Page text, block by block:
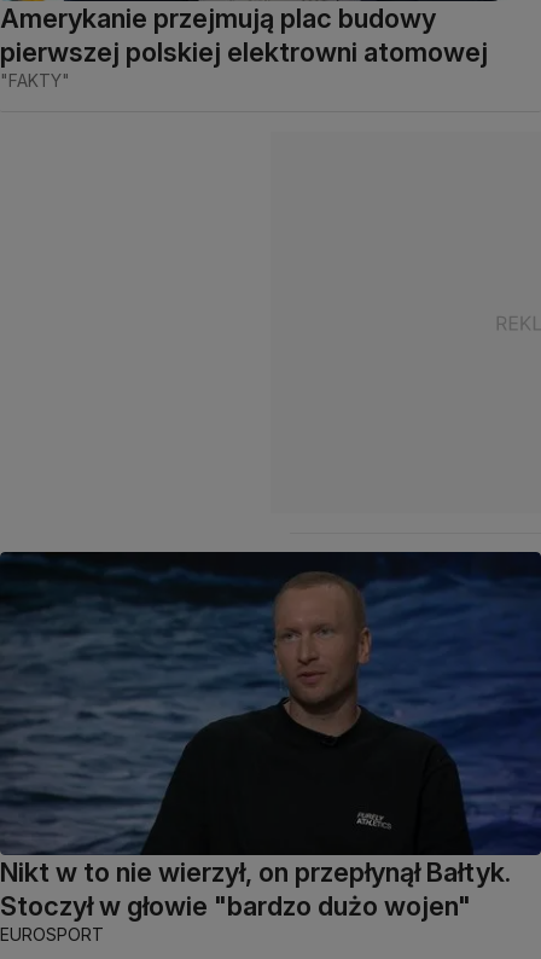
Amerykanie przejmują plac budowy
pierwszej polskiej elektrowni atomowej
"FAKTY"
Nikt w to nie wierzył, on przepłynął Bałtyk.
Stoczył w głowie "bardzo dużo wojen"
EUROSPORT